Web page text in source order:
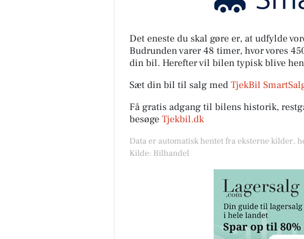
Det eneste du skal gøre er, at udfylde
Budrunden varer 48 timer, hvor vores
din bil. Herefter vil bilen typisk blive
Sæt din bil til salg med TjekBil
Få gratis adgang til bilens historik,
besøge Tjekbil.dk
Data er automatisk hentet fra eksterne kilder,
Kilde: Bilhandel